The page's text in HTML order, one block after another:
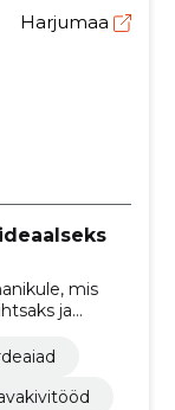
Harjumaa
mis
ja
ja
väliruum